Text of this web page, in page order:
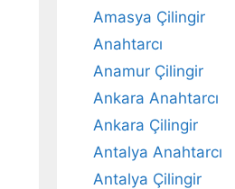
Amasya Çilingir
Anahtarcı
Anamur Çilingir
Ankara Anahtarcı
Ankara Çilingir
Antalya Anahtarcı
Antalya Çilingir